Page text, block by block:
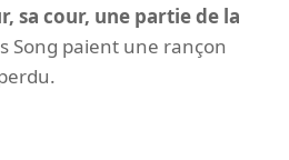
sa cour, une partie de la
Song paient une rançon